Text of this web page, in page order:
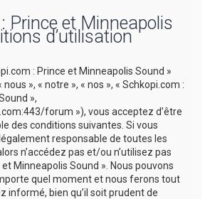
Prince et Minneapolis
d’utilisation
: Prince et Minneapolis Sound »
», « notre », « nos », « Schkopi.com :
»,
forum »), vous acceptez d’être
des conditions suivantes. Si vous
responsable de toutes les
n’accédez pas et/ou n’utilisez pas
Minneapolis Sound ». Nous pouvons
quel moment et nous ferons tout
informé, bien qu’il soit prudent de